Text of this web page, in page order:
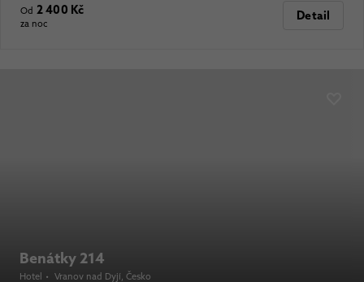
Od 2 400 Kč
za noc
Detail
Benátky 214
Hotel • Vranov nad Dyjí, Česko